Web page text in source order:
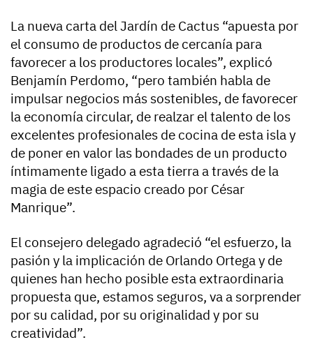
La nueva carta del Jardín de Cactus “apuesta por
el consumo de productos de cercanía para
favorecer a los productores locales”, explicó
Benjamín Perdomo, “pero también habla de
impulsar negocios más sostenibles, de favorecer
la economía circular, de realzar el talento de los
excelentes profesionales de cocina de esta isla y
de poner en valor las bondades de un producto
íntimamente ligado a esta tierra a través de la
magia de este espacio creado por César
Manrique”.
El consejero delegado agradeció “el esfuerzo, la
pasión y la implicación de Orlando Ortega y de
quienes han hecho posible esta extraordinaria
propuesta que, estamos seguros, va a sorprender
por su calidad, por su originalidad y por su
creatividad”.